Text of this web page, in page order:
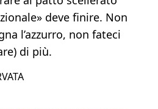
deve finire. Non
l’azzurro, non fateci
di più.